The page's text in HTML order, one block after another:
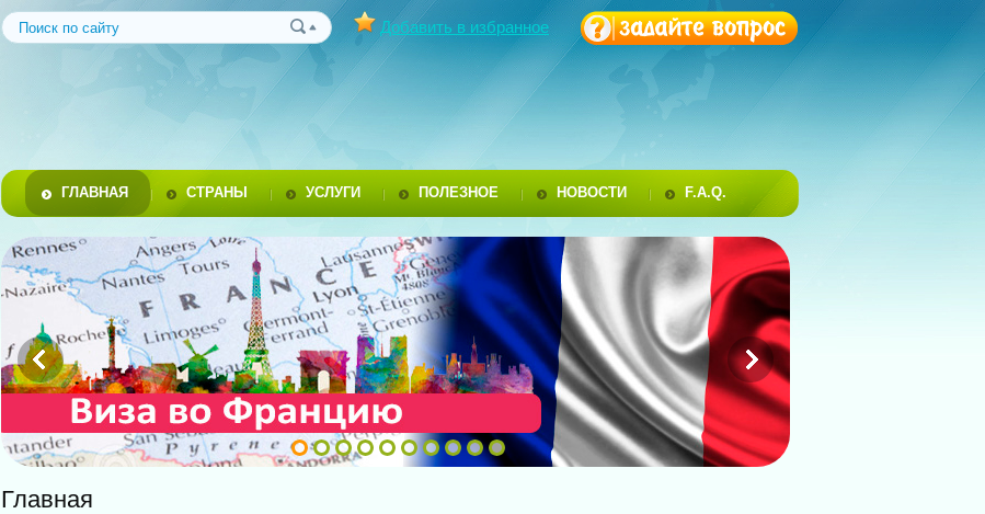
Добавить в избранное
ГЛАВНАЯ СТРАНЫ УСЛУГИ ПОЛЕЗНОЕ НОВОСТИ F.A.Q.
Главная